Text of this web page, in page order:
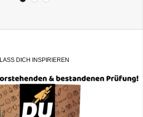
LASS DICH INSPIRIEREN